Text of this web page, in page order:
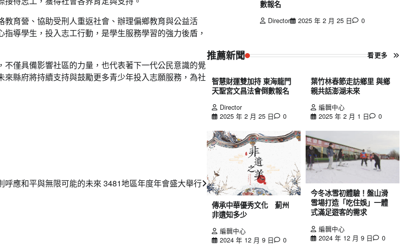
育營、協助受刑人重返社會、辦理偏鄉教育與公益活
導學生，投入志工行動，是學生服務學習的強力後盾，
僅具備影響社區的力量，也代表著下一代公民意識的覺
縣府將持續支持與鼓勵更多青少年投入志願服務，為社
呼應和平與無限可能的未來 3481地區年度年會盛大舉行
數報名
Director 2025 年 2 月 25 日 0
推薦新聞 看更多
智慧財運雙加持 東海龍門
天聖宮文昌法會倒數報名
Director
2025 年 2 月 25 日
0
葉竹林春節走訪鄉里 與鄉
親共話澎湖未來
編輯中心
2025 年 2 月 1 日
0
傳承中華優秀文化 薊州
非遺知多少
編輯中心
2024 年 12 月 9 日
0
今冬冰雪初體驗！盤山滑
雪場打造「吃住娛」一體
式滿足遊客的需求
編輯中心
2024 年 12 月 9 日
0